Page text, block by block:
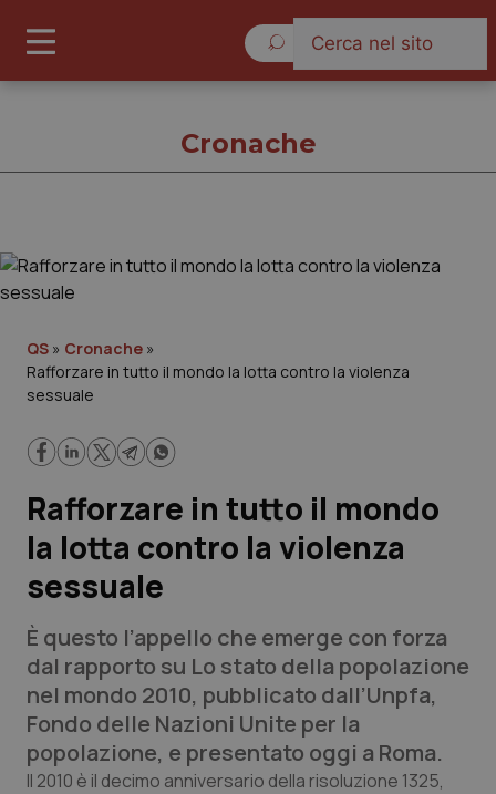
Governo e Parlamento
Regioni e Asl
Lavoro e Professioni
Scienza e Farmaci
Studi e Analisi
Lettere al direttore
Edizioni Regionali
QS Pro
Cronache
QS » Cronache »
Rafforzare in tutto il mondo la lotta contro la violenza
sessuale
Rafforzare in tutto il mondo
la lotta contro la violenza
sessuale
È questo l’appello che emerge con forza
dal rapporto su Lo stato della popolazione
nel mondo 2010, pubblicato dall’Unpfa,
Fondo delle Nazioni Unite per la
popolazione, e presentato oggi a Roma.
Il 2010 è il decimo anniversario della risoluzione 1325,